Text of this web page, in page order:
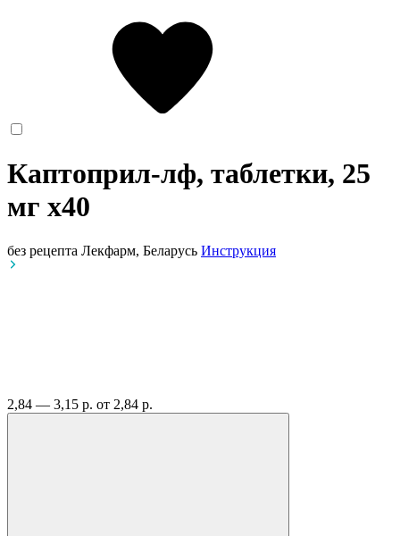
Каптоприл-лф, таблетки, 25
мг x40
без рецепта Лекфарм, Беларусь Инструкция
2,84 — 3,15 р. от 2,84 р.